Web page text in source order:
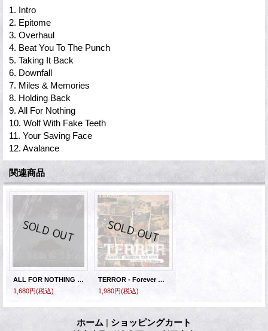
1. Intro
2. Epitome
3. Overhaul
4. Beat You To The Punch
5. Taking It Back
6. Downfall
7. Miles & Memories
8. Holding Back
9. All For Nothing
10. Wolf With Fake Teeth
11. Your Saving Face
12. Avalance
関連商品
ALL FOR NOTHING - Solitary [CD]
1,680円(税込)
TERROR - Forever Crossing The Line [CD]
1,980円(税込)
ホーム | ショッピングカート